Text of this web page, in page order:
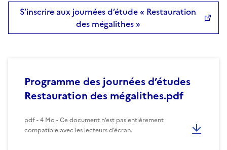
S’inscrire aux journées d’étude « Restauration
des mégalithes »
Programme des journées d’études
Restauration des mégalithes.pdf
pdf - 4 Mo - Ce document n’est pas entièrement
compatible avec les lecteurs d’écran.